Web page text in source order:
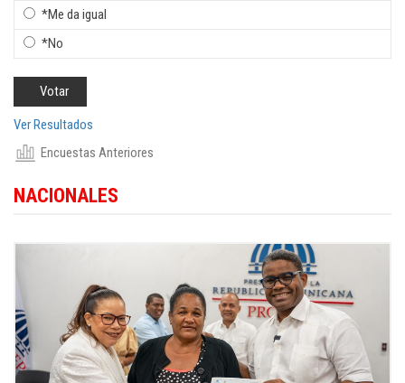
Oigan a la FINJUS / Tragedia
venezolana y cruce de emociones
#DanielCandelario
*Me da igual
*No
Ver Resultados
Encuestas Anteriores
NACIONALES